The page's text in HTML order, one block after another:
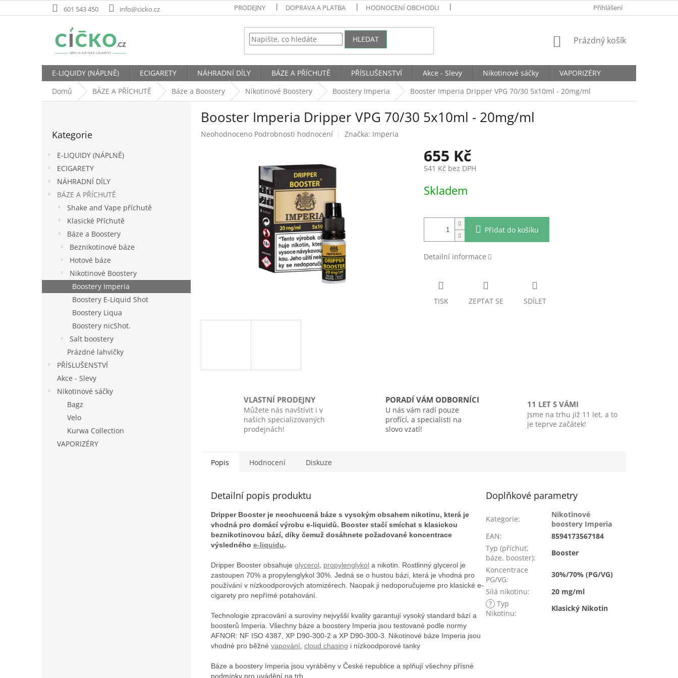
na
601 543 450 info@cicko.cz PRODEJNY DOPRAVA A PLATBA HODNOCENÍ OBCHODU Přihlášení
HLEDAT
NÁKUPNÍ
Prázdný košík
E-LIQUIDY (NÁPLNĚ) ECIGARETY NÁHRADNÍ DÍLY BÁZE A PŘÍCHUTĚ PŘÍSLUŠENSTVÍ Akce - Slevy Nikotinové sáčky
VAPORIZÉRY
Domů
BÁZE A PŘÍCHUTĚ Báze a Boostery Nikotinové Boostery Boostery Imperia Booster Imperia Dripper VPG 70/30 5x10ml - 20mg/ml
kategorie
Kategorie
E-LIQUIDY (NÁPLNĚ)
ECIGARETY
NÁHRADNÍ DÍLY
BÁZE A PŘÍCHUTĚ
Shake and Vape příchutě
Klasické Příchutě
Báze a Boostery
Beznikotinové báze
Hotové báze
Nikotinové Boostery
Boostery Imperia
Boostery E-Liquid Shot
Boostery Liqua
Boostery nicShot.
Salt boostery
Prázdné lahvičky
PŘÍSLUŠENSTVÍ
Akce - Slevy
Nikotinové sáčky
Bagz
Velo
Kurwa Collection
VAPORIZÉRY
Booster Imperia Dripper VPG 70/30 5x10ml - 20mg/ml
Průměrné
Neohodnoceno Podrobnosti hodnocení Značka: Imperia
655 Kč
541 Kč bez DPH
cena:
Skladem
Přidat do košíku
Detailní informace
TISK ZEPTAT SE SDÍLET
VLASTNÍ PRODEJNY
Můžete nás navštívit i v
našich specializovaných
prodejnách!
PORADÍ VÁM ODBORNÍCI
U nás vám radí pouze
profící, a specialisti na
slovo vzatí!
11 LET S VÁMI
Jsme na trhu již 11 let, a to
je teprve začátek!
Popis Hodnocení Diskuze
Detailní popis produktu
Dripper Booster je neochucená báze s vysokým obsahem nikotinu, která je
vhodná pro domácí výrobu e-liquidů. Booster stačí smíchat s klasickou
beznikotinovou bází, díky čemuž dosáhnete požadované koncentrace
výsledného e-liquidu.
Dripper Booster obsahuje glycerol propylenglykol a nikotin. Rostlinný glycerol je
zastoupen 70% a propylenglykol 30%. Jedná se o hustou bázi, která je vhodná pro
používání v nízkoodporových atomizérech. Naopak ji nedoporučujeme pro klasické e-
cigarety pro nepřímé potahování.
Technologie zpracování a suroviny nejvyšší kvality garantují vysoký standard bází a
boosterů Imperia. Všechny báze a boostery Imperia jsou testované podle normy
AFNOR: NF ISO 4387, XP D90-300-2 a XP D90-300-3. Nikotinové báze Imperia jsou
vhodné pro běžné vapování cloud chasing i nízkoodporové tanky
Báze a boostery Imperia jsou vyráběny v České republice a splňují všechny přísné
podmínky pro uvádění na trh.
Doplňkové parametry
Kategorie:
Nikotinové
boostery Imperia
EAN:
8594173567184
Typ (příchuť,
báze, booster):
Booster
Koncentrace
PG/VG:
30%/70% (PG/VG)
Sílá nikotinu:
20 mg/ml
? Typ
Nikotinu:
Klasický Nikotin